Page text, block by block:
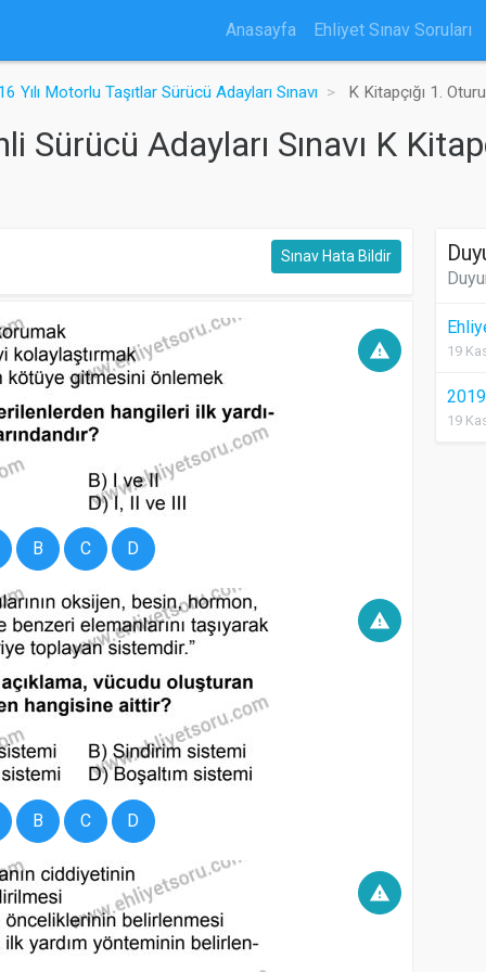
Anasayfa Ehliyet Sınav Soruları
Yılı Motorlu Taşıtlar Sürücü Adayları Sınavı K Kitapçığı 1.
Sürücü Adayları Sınavı K
Sınav Hata Bildir
warning
B C D
warning
B C D
warning
19
19